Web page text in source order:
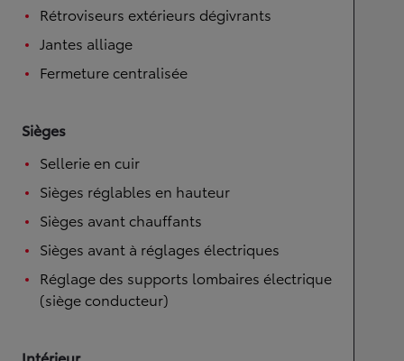
Rétroviseurs extérieurs dégivrants
Jantes alliage
Fermeture centralisée
Sièges
Sellerie en cuir
Sièges réglables en hauteur
Sièges avant chauffants
Sièges avant à réglages électriques
Réglage des supports lombaires électrique
(siège conducteur)